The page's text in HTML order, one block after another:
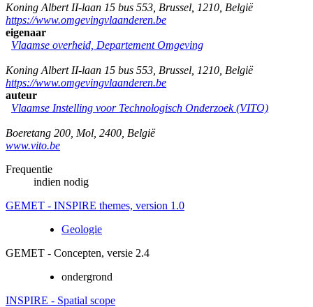
Koning Albert II-laan 15 bus 553 Brussel 1210 België
https://www.omgevingvlaanderen.be
eigenaar
Vlaamse overheid, Departement Omgeving
Koning Albert II-laan 15 bus 553 Brussel 1210 België
https://www.omgevingvlaanderen.be
auteur
Vlaamse Instelling voor Technologisch Onderzoek (VITO)
Boeretang 200 Mol 2400 België
www.vito.be
Frequentie
indien nodig
GEMET - INSPIRE themes, version 1.0
Geologie
GEMET - Concepten, versie 2.4
ondergrond
INSPIRE - Spatial scope